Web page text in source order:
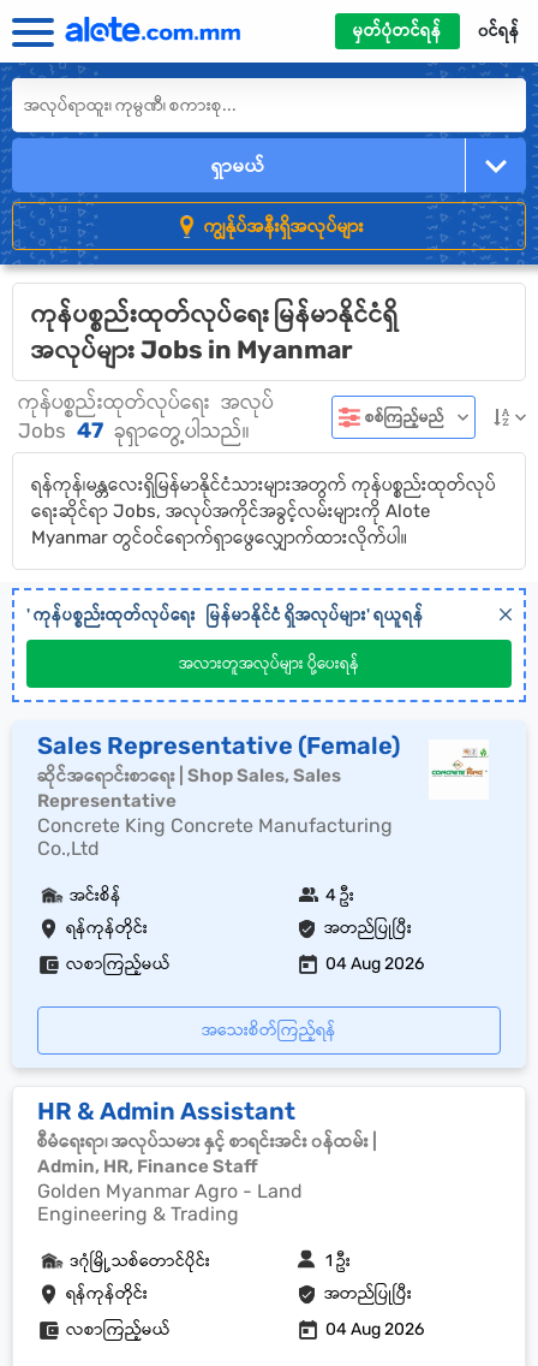
မှတ်ပုံတင်ရန် ၀င်ရန်
ရှာမယ်
ကျွန်ုပ်အနီးရှိအလုပ်များ
ကုန်ပစ္စည်းထုတ်လုပ်ရေး မြန်မာနိုင်ငံရှိ
အလုပ်များ Jobs in Myanmar
ကုန်ပစ္စည်းထုတ်လုပ်ရေး အလုပ်
Jobs 47 ခုရှာတွေ့ပါသည်။
စစ်ကြည့်မည်
ရန်ကုန်၊မန္တလေးရှိမြန်မာနိုင်ငံသားများအတွက် ကုန်ပစ္စည်းထုတ်လုပ်
ရေးဆိုင်ရာ Jobs, အလုပ်အကိုင်အခွင့်လမ်းများကို Alote
Myanmar တွင်ဝင်ရောက်ရှာဖွေလျှောက်ထားလိုက်ပါ။
'ကုန်ပစ္စည်းထုတ်လုပ်ရေး မြန်မာနိုင်ငံရှိအလုပ်များ' ရယူရန်
အလားတူအလုပ်များ ပို့ပေးရန်
Sales Representative (Female)
ဆိုင်အရောင်းစာရေး | Shop Sales, Sales
Representative
Concrete King Concrete Manufacturing
Co.,Ltd
ရန်ကုန်တိုင်း အတည်ပြုပြီး
အင်းစိန် 4 ဦး
လစာကြည့်မယ် 04 Aug 2026
အသေးစိတ်ကြည့်ရန်
HR & Admin Assistant
စီမံရေးရာ၊ အလုပ်သမား နှင့် စာရင်းအင်း ၀န်ထမ်း |
Admin, HR, Finance Staff
Golden Myanmar Agro - Land
Engineering & Trading
ရန်ကုန်တိုင်း အတည်ပြုပြီး
ဒဂုံမြို့သစ်တောင်ပိုင်း 1 ဦး
လစာကြည့်မယ် 04 Aug 2026